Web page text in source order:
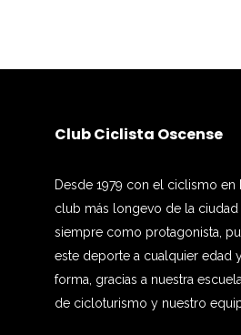
Club Ciclista Oscense
Desde 1979 con el ciclismo en
club más longevo de la
siempre como protagonista,
este deporte a cualquier edad
forma, gracias a nuestra
de cicloturismo y nuestro